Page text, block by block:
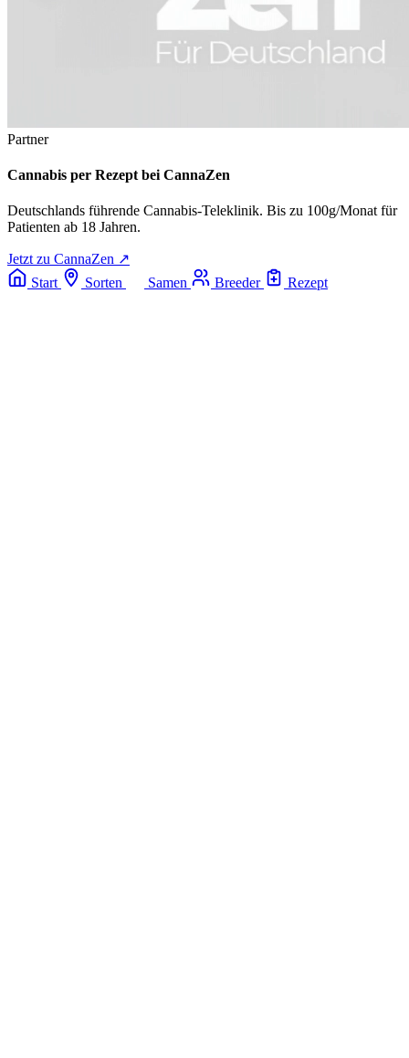
Partner
Cannabis per Rezept bei CannaZen
Deutschlands führende Cannabis-Teleklinik. Bis zu 100g/Monat für
Patienten ab 18 Jahren.
Jetzt zu CannaZen ↗
Start
Sorten Samen Breeder Rezept